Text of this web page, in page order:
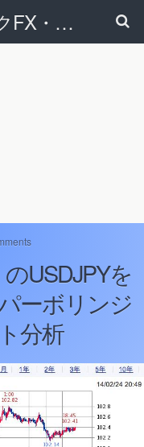
鬼隼（グッドラックFX・改）
USDJPYを
ーボリンジ
分析